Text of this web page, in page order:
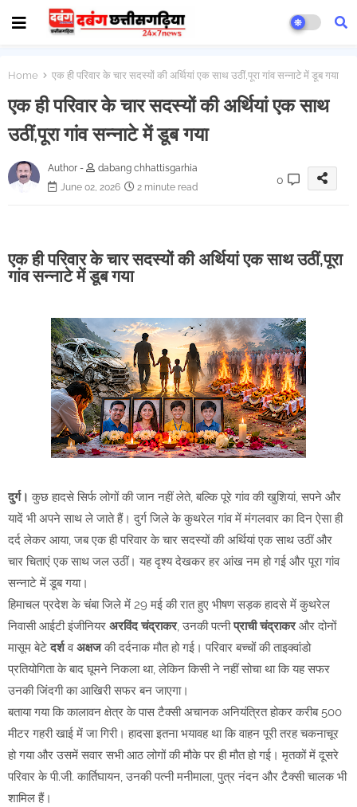
Home एक ही परिवार के चार सदस्यों की अर्थियां एक साथ उठीं,पूरा गांव सन्नाटे में डूब गया
एक ही परिवार के चार सदस्यों की अर्थियां एक साथ
उठीं,पूरा गांव सन्नाटे में डूब गया
Author -
dabang chhattisgarhia
June 02, 2026
2 minute read
0
एक ही परिवार के चार सदस्यों की अर्थियां एक साथ उठीं,पूरा
गांव सन्नाटे में डूब गया
दुर्ग। कुछ हादसे सिर्फ लोगों की जान नहीं लेते, बल्कि पूरे गांव की खुशियां, सपने और
यादें भी अपने साथ ले जाते हैं। दुर्ग जिले के कुथरेल गांव में मंगलवार का दिन ऐसा ही
दर्द लेकर आया, जब एक ही परिवार के चार सदस्यों की अर्थियां एक साथ उठीं और
चार चिताएं एक साथ जल उठीं। यह दृश्य देखकर हर आंख नम हो गई और पूरा गांव
सन्नाटे में डूब गया।
हिमाचल प्रदेश के चंबा जिले में 29 मई की रात हुए भीषण सड़क हादसे में कुथरेल
निवासी आईटी इंजीनियर अरविंद चंद्राकर, उनकी पत्नीप्राची चंद्राकरऔर दोनों
मासूम बेटेदर्शवअक्षजकी दर्दनाक मौत हो गई। परिवार बच्चों की ताइक्वांडो
प्रतियोगिता के बाद घूमने निकला था, लेकिन किसी ने नहीं सोचा था कि यह सफर
उनकी जिंदगी का आखिरी सफर बन जाएगा।
बताया गया कि कालावन क्षेत्र के पास टैक्सी अचानक अनियंत्रित होकर करीब 500
मीटर गहरी खाई में जा गिरी। हादसा इतना भयावह था कि वाहन पूरी तरह चकनाचूर
हो गया और उसमें सवार सभी आठ लोगों की मौके पर ही मौत हो गई। मृतकों में दूसरे
परिवार के पी.जी. कार्तिघायन, उनकी पत्नी मनीमाला, पुत्र नंदन और टैक्सी चालक भी
शामिल हैं।